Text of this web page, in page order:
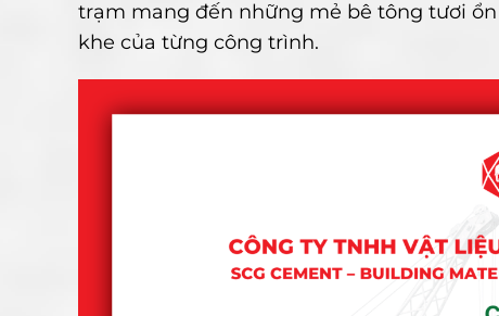
trạm mang đến những mẻ bê tông tươi
khe của từng công trình.